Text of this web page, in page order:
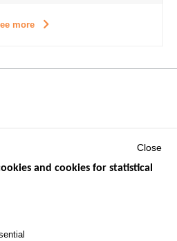
more
DATA FROM ROAD ACCIDENTS
Close
and cookies for statistical